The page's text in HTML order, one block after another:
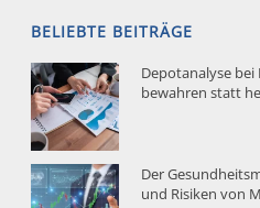
BELIEBTE BEITRÄGE
Depotanalyse
bewahren statt
Der
und Risiken von